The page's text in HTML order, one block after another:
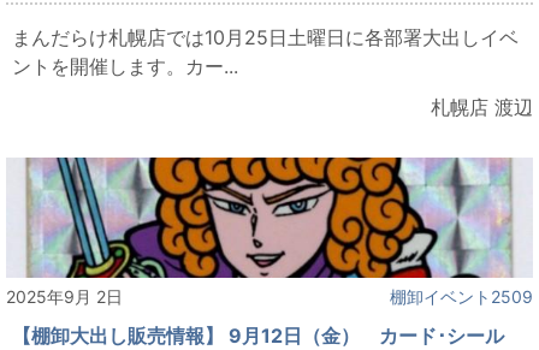
まんだらけ札幌店では10月25日土曜日に各部署大出しイベ
ントを開催します。カー...
札幌店 渡辺
2025年9月 2日 棚卸イベント2509
【棚卸大出し販売情報】 9月12日（金） カード･シール